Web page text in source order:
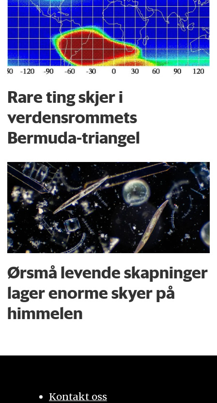
Rare ting skjer i
verdensrommets
Bermuda-triangel
Ørsmå levende skapninger
lager enorme skyer på
himmelen
Kontakt oss